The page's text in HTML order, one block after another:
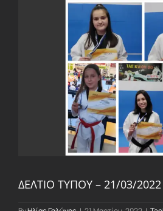
ΔΕΛΤΙΟ ΤΥΠΟΥ – 21/03/2022